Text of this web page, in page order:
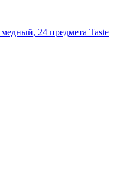
24 предмета Taste